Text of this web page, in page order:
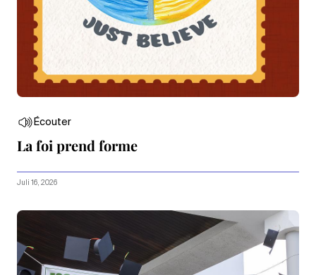
Écouter
La foi prend forme
Juli 16, 2026